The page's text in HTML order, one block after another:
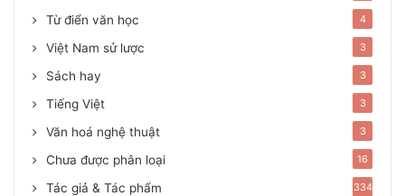
Từ điển văn học 4
Việt Nam sử lược 3
Sách hay 3
Tiếng Việt 3
Văn hoá nghệ thuật 3
Chưa được phân loại 16
Tác giả & Tác phẩm 334